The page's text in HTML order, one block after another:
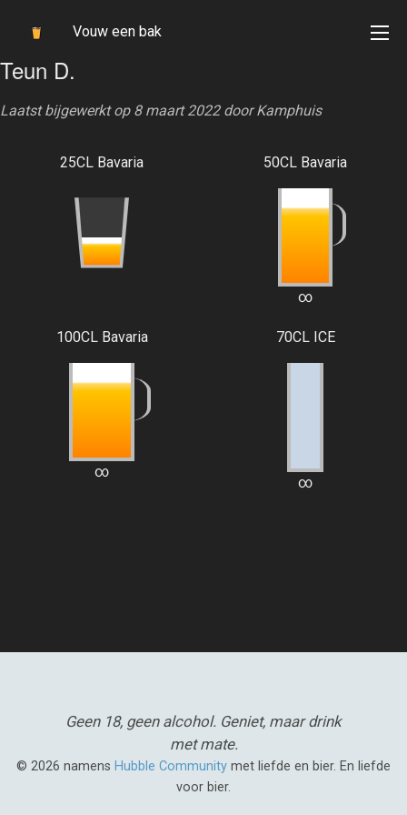
Vouw een bak
Teun D.
Laatst bijgewerkt op 8 maart 2022 doorKamphuis
25CL Bavaria 50CL Bavaria
∞
100CL Bavaria
∞
70CL ICE
∞
Geen 18, geen alcohol. Geniet, maar drink
met mate.
© 2026 namens Hubble Community met liefde en bier. En liefde
voor bier.